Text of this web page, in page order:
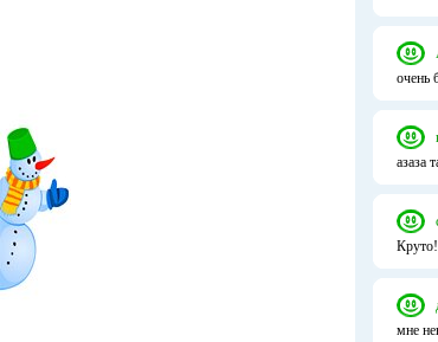
очень
азаза
мне